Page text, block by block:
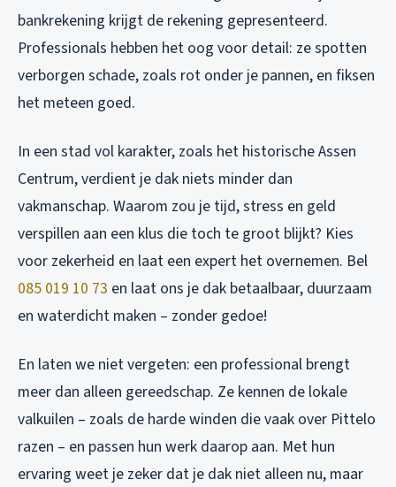
bankrekening krijgt de rekening gepresenteerd.
Professionals hebben het oog voor detail: ze spotten
verborgen schade, zoals rot onder je pannen, en fiksen
het meteen goed.
In een stad vol karakter, zoals het historische Assen
Centrum, verdient je dak niets minder dan
vakmanschap. Waarom zou je tijd, stress en geld
verspillen aan een klus die toch te groot blijkt? Kies
voor zekerheid en laat een expert het overnemen. Bel
085 019 10 73 en laat ons je dak betaalbaar, duurzaam
en waterdicht maken – zonder gedoe!
En laten we niet vergeten: een professional brengt
meer dan alleen gereedschap. Ze kennen de lokale
valkuilen – zoals de harde winden die vaak over Pittelo
razen – en passen hun werk daarop aan. Met hun
ervaring weet je zeker dat je dak niet alleen nu, maar